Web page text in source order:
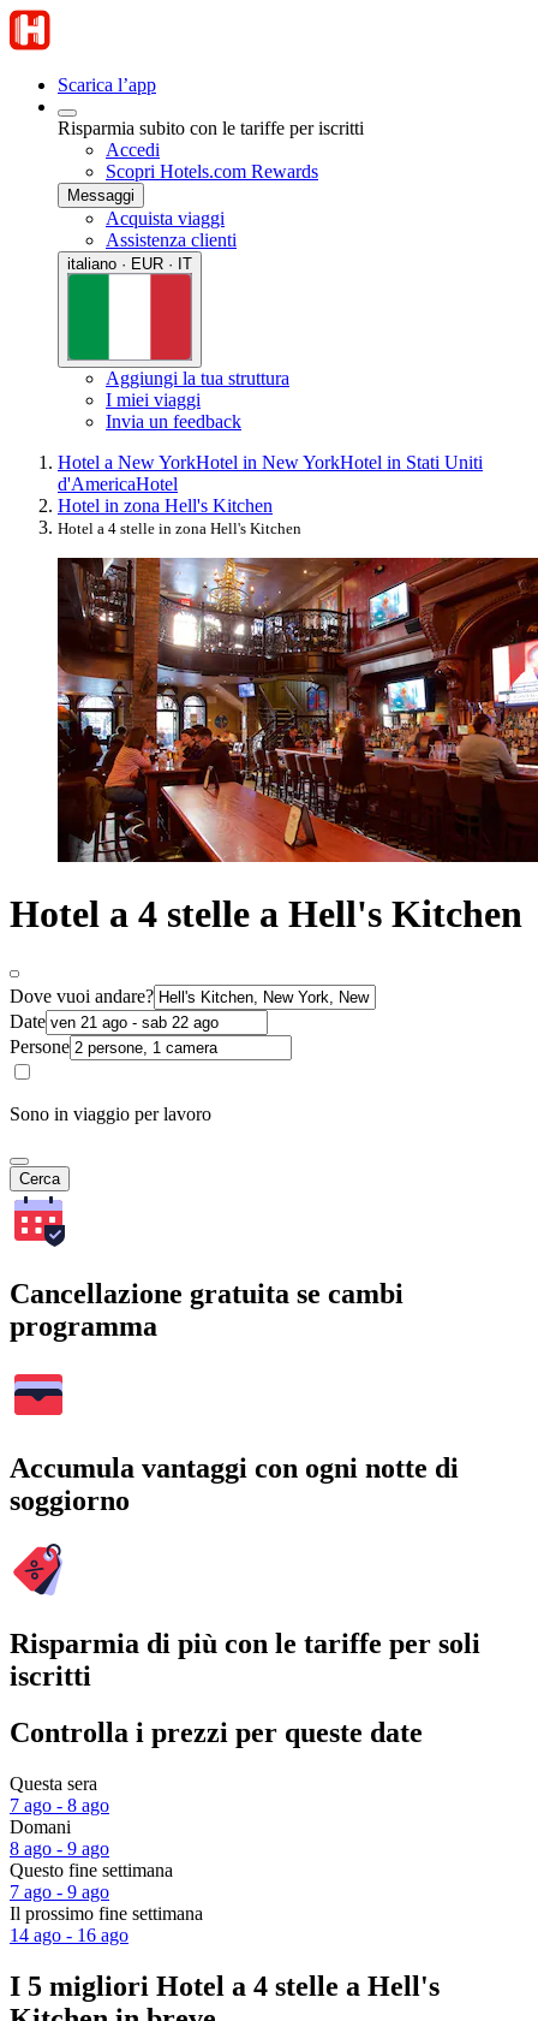
Scarica l’app
Risparmia subito con le tariffe per iscritti
Accedi
Scopri Hotels.com Rewards
Messaggi
Acquista viaggi
Assistenza clienti
italiano · EUR · IT
Aggiungi la tua struttura
I miei viaggi
Invia un feedback
Hotel a New YorkHotel in New YorkHotel in Stati Uniti
d'AmericaHotel
Hotel in zona Hell's Kitchen
Hotel a 4 stelle in zona Hell's Kitchen
Hotel a 4 stelle a Hell's Kitchen
Dove vuoi andare?
Date
Persone
Sono in viaggio per lavoro
Cerca
Cancellazione gratuita se cambi
programma
Accumula vantaggi con ogni notte di
soggiorno
Risparmia di più con le tariffe per soli
iscritti
Controlla i prezzi per queste date
Questa sera
7 ago - 8 ago
Domani
8 ago - 9 ago
Questo fine settimana
7 ago - 9 ago
Il prossimo fine settimana
14 ago - 16 ago
I 5 migliori Hotel a 4 stelle a Hell's